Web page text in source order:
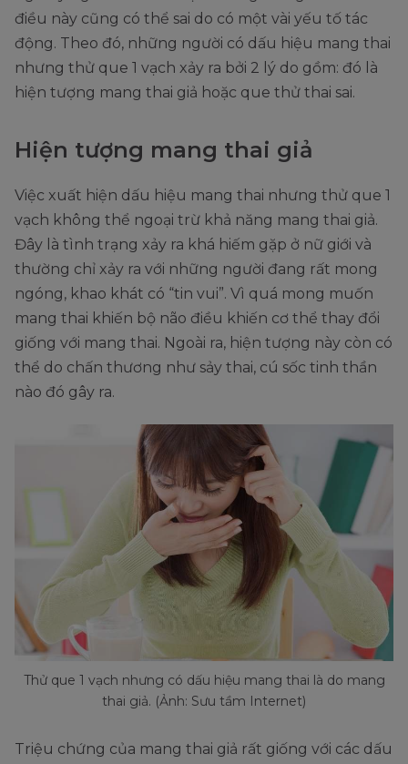
điều này cũng có thể sai do có một vài yếu tố tác
động. Theo đó, những người có dấu hiệu mang thai
nhưng thử que 1 vạch xảy ra bởi 2 lý do gồm: đó là
hiện tượng mang thai giả hoặc que thử thai sai.
Hiện tượng mang thai giả
Việc xuất hiện dấu hiệu mang thai nhưng thử que 1
vạch không thể ngoại trừ khả năng mang thai giả.
Đây là tình trạng xảy ra khá hiếm gặp ở nữ giới và
thường chỉ xảy ra với những người đang rất mong
ngóng, khao khát có “tin vui”. Vì quá mong muốn
mang thai khiến bộ não điều khiến cơ thể thay đổi
giống với mang thai. Ngoài ra, hiện tượng này còn có
thể do chấn thương như sảy thai, cú sốc tinh thần
nào đó gây ra.
Thử que 1 vạch nhưng có dấu hiệu mang thai là do mang
thai giả. (Ảnh: Sưu tầm Internet)
Triệu chứng của mang thai giả rất giống với các dấu